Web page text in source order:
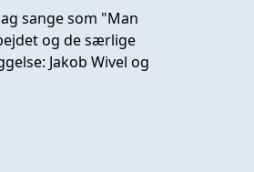
sange som "Man
og de særlige
Jakob Wivel og